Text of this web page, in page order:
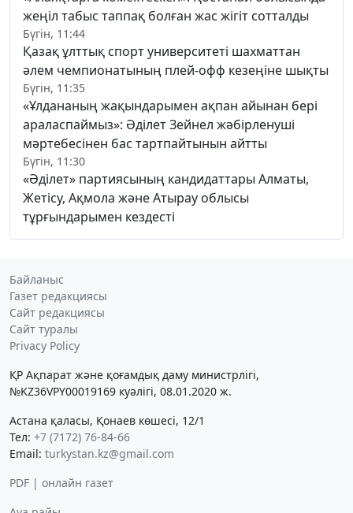
жеңіл табыс таппақ болған жас жігіт сотталды
Бүгін, 11:44
Қазақ ұлттық спорт университеті шахматтан
әлем чемпионатының плей-офф кезеңіне шықты
Бүгін, 11:35
«Ұлдананың жақындарымен ақпан айынан бері
араласпаймыз»: Әділет Зейнел жәбірленуші
мәртебесінен бас тартпайтынын айтты
Бүгін, 11:30
«Әділет» партиясының кандидаттары Алматы,
Жетісу, Ақмола және Атырау облысы
тұрғындарымен кездесті
Байланыс
Газет редакциясы
Сайт редакциясы
Сайт туралы
Privacy Policy
ҚР Ақпарат және қоғамдық даму министрлігі,
№KZ36VPY00019169 куәлігі, 08.01.2020 ж.
Астана қаласы, Қонаев көшесі, 12/1
Тел: +7 (7172) 76-84-66
Email: turkystan.kz@gmail.com
PDF | онлайн газет